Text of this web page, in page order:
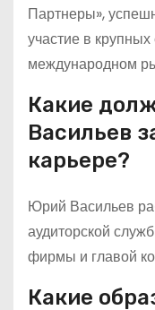
Партнеры»,
участие в
международном
Какие
Васильев
карьере?
Юрий Васильев
аудиторской
фирмы и главой
Какие